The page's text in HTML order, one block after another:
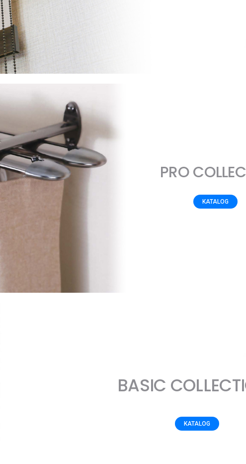
PRO
KATALOG
BASIC
KATALOG